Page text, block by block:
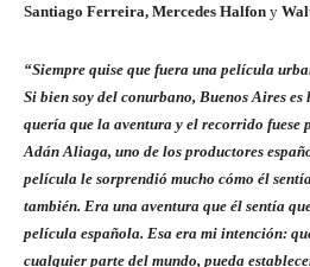
Santiago Ferreira, Mercedes Halfon y
“Siempre quise que fuera una película
Si bien soy del conurbano, Buenos Aires es
quería que la aventura y el recorrido fuese
Adán Aliaga, uno de los productores
película le sorprendió mucho cómo él
también. Era una aventura que él sentía
película española. Esa era mi intención:
cualquier parte del mundo, pueda